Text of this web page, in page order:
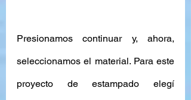
Presionamos continuar y, ahora,
seleccionamos el material. Para este
proyecto de estampado elegí